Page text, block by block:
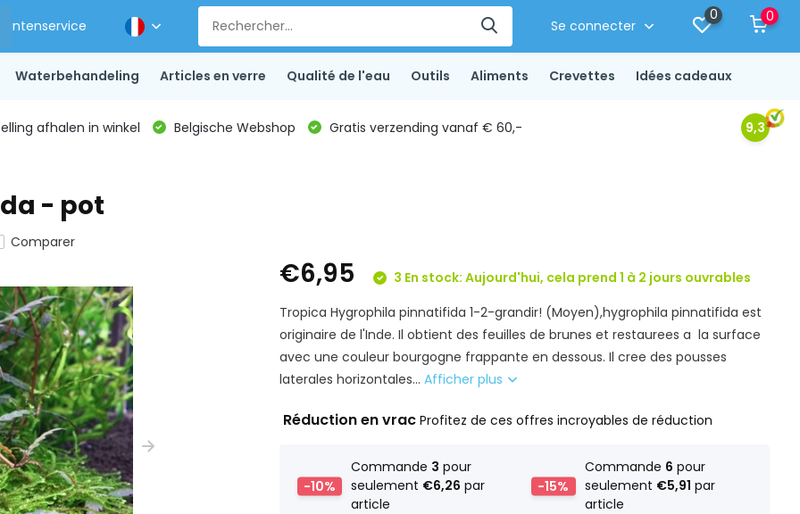
Klantenservice Se connecter
0 0
Waterbehandeling Articles en verre Qualité de l'eau Outils Aliments Crevettes Idées cadeaux
afhalen in winkel Belgische Webshop Gratis verzending vanaf € 60,- 9,3
- pot
Comparer
€6,95
3 En stock: Aujourd'hui, cela prend 1 à 2 jours ouvrables
Tropica Hygrophila pinnatifida 1-2-grandir! (Moyen),hygrophila pinnatifida est
originaire de l'Inde. Il obtient des feuilles de brunes et restaurees a la surface
avec une couleur bourgogne frappante en dessous. Il cree des pousses
laterales horizontales...Afficher plus
Réduction en vracProfitez de ces offres incroyables de réduction
-10%
Commande 3 pour
seulement €6,26 par
article
-15%
Commande 6 pour
seulement €5,91 par
article